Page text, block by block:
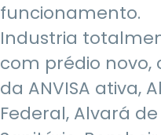
funcionamento.
Industria
com prédio novo,
da ANVISA ativa,
Federal, Alvará